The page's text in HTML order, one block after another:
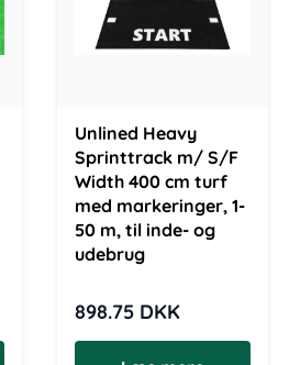
Unlined Heavy
Sprinttrack m/ S/F
Width 400 cm turf
med markeringer, 1-
50 m, til inde- og
udebrug
898.75 DKK